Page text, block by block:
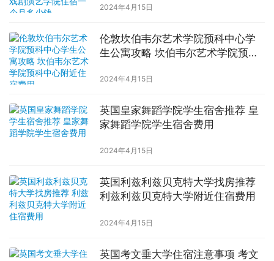
2024年4月15日
伦敦坎伯韦尔艺术学院预科中心学
生公寓攻略 坎伯韦尔艺术学院预科
2024年4月15日
英国皇家舞蹈学院学生宿舍推荐 皇
家舞蹈学院学生宿舍费用
2024年4月15日
英国利兹利兹贝克特大学找房推荐
利兹利兹贝克特大学附近住宿费用
2024年4月15日
英国考文垂大学住宿注意事项 考文